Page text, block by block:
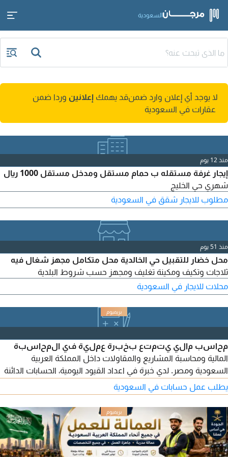
السعودية
لا يوجد أي إعلان وارد ضمنقد يهمك إعلانين وردا ضمن
عقارات في السعودية
منذ 12 يوم
إيجار غرفة مستقله ب حمام مستقل ومدخل مستقل 1000 ريال
شهري حي الخليج
مطلوب للايجار شقق في السعودية
منذ 51 يوم
محل خضار للتقبيل حي الخالدية محل متكامل مجهز شغال فيه
ثلاجات وتكيف ومكينة تغليف ومجهز حسب شروط البلدية
محلات للايجار في السعودية
محاسب مالي يتمتع بخبرة عملية في المحاسبة
المالية ومحاسبة المشاريع والمقاولات داخل المملكة العربية
السعودية ومصر. لدي خبرة في اعداد القيود اليومية، الحسابات الدائنة
والمدينة، التسويات البنكية، متابعة المصروفات والتكاليف، اعداد
التقارير المالية، ومراجعة مستخلصات المقاولين والموردين. أجيد
العمل على برامج ERP وMicrosoft Excel بمستوى متقدم، مع
معرفة جيدة بمعايير التقارير المالية الدولية (IFRS)
يطلب عمل حسابات في السعودية